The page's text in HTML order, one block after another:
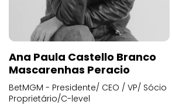
Ana Paula Castello Branco
Mascarenhas Peracio
BetMGM - Presidente/ CEO / VP/ Sócio
Proprietário/C-level